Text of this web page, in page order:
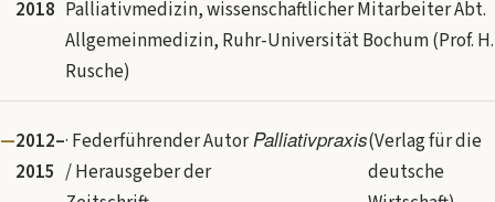
2018 Palliativmedizin, wissenschaftlicher Mitarbeiter Abt.
Allgemeinmedizin, Ruhr-Universität Bochum (Prof. H.
Rusche)
2012–
2015
· Federführender Autor
/ Herausgeber der
Palliativpraxis(Verlag für die
deutsche